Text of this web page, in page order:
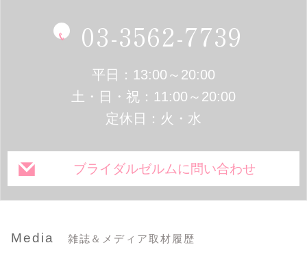
03-3562-7739
平日：13:00～20:00
土・日・祝：11:00～20:00
定休日：火・水
ブライダルゼルムに問い合わせ
Media 雑誌＆メディア取材履歴